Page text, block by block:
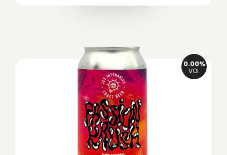
0.00%
VOL